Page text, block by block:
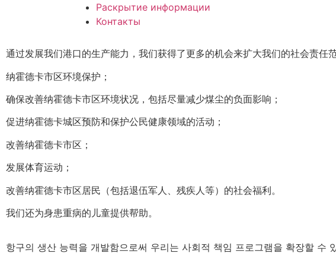
Раскрытие информации
Контакты
通过发展我们港口的生产能力，我们获得了更多的机会来扩大我们的社会责
纳霍德卡市区环境保护；
确保改善纳霍德卡市区环境状况，包括尽量减少煤尘的负面影响；
促进纳霍德卡城区预防和保护公民健康领域的活动；
改善纳霍德卡市区；
发展体育运动；
改善纳霍德卡市区居民（包括退伍军人、残疾人等）的社会福利。
我们还为身患重病的儿童提供帮助。
항구의 생산 능력을 개발함으로써 우리는 사회적 책임 프로그램을 확장할 수